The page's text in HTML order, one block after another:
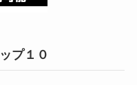
プ１０